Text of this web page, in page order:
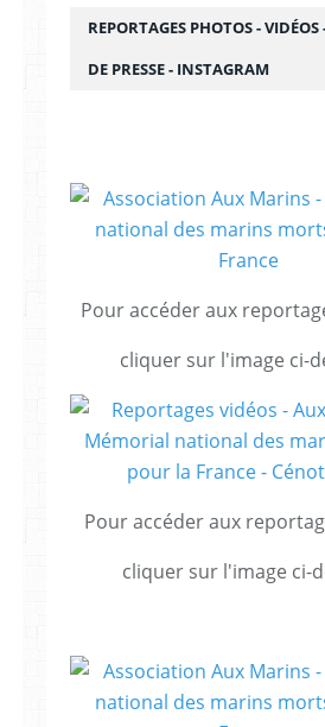
REPORTAGES PHOTOS - VIDÉOS
DE PRESSE - INSTAGRAM
Pour accéder aux
cliquer sur l'image ci-
Pour accéder aux
cliquer sur l'image ci-